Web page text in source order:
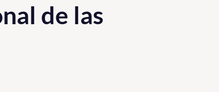
de las